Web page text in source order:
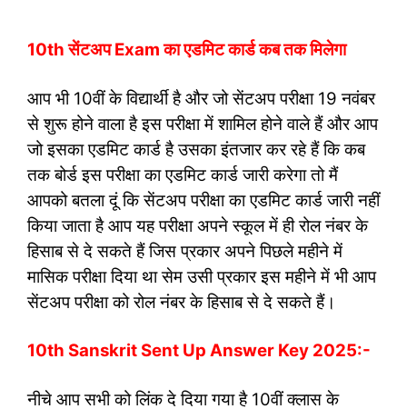
10th सेंटअप Exam का एडमिट कार्ड कब तक मिलेगा
आप भी 10वीं के विद्यार्थी है और जो सेंटअप परीक्षा 19 नवंबर
से शुरू होने वाला है इस परीक्षा में शामिल होने वाले हैं और आप
जो इसका एडमिट कार्ड है उसका इंतजार कर रहे हैं कि कब
तक बोर्ड इस परीक्षा का एडमिट कार्ड जारी करेगा तो मैं
आपको बतला दूं कि सेंटअप परीक्षा का एडमिट कार्ड जारी नहीं
किया जाता है आप यह परीक्षा अपने स्कूल में ही रोल नंबर के
हिसाब से दे सकते हैं जिस प्रकार अपने पिछले महीने में
मासिक परीक्षा दिया था सेम उसी प्रकार इस महीने में भी आप
सेंटअप परीक्षा को रोल नंबर के हिसाब से दे सकते हैं।
10th Sanskrit Sent Up Answer Key 2025:-
नीचे आप सभी को लिंक दे दिया गया है 10वीं क्लास के